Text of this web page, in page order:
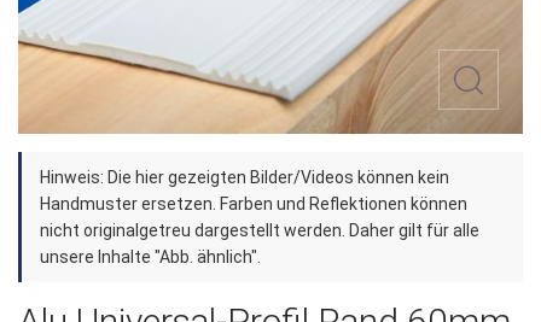
Zum
Anfang
der
Bildergalerie
Hinweis: Die hier gezeigten Bilder/Videos können kein
Handmuster ersetzen. Farben und Reflektionen können
nicht originalgetreu dargestellt werden. Daher gilt für alle
unsere Inhalte "Abb. ähnlich".